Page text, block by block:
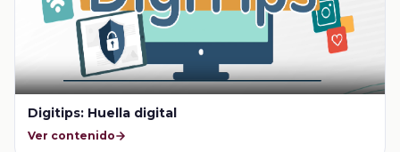
Digitips: Huella digital
Ver contenido